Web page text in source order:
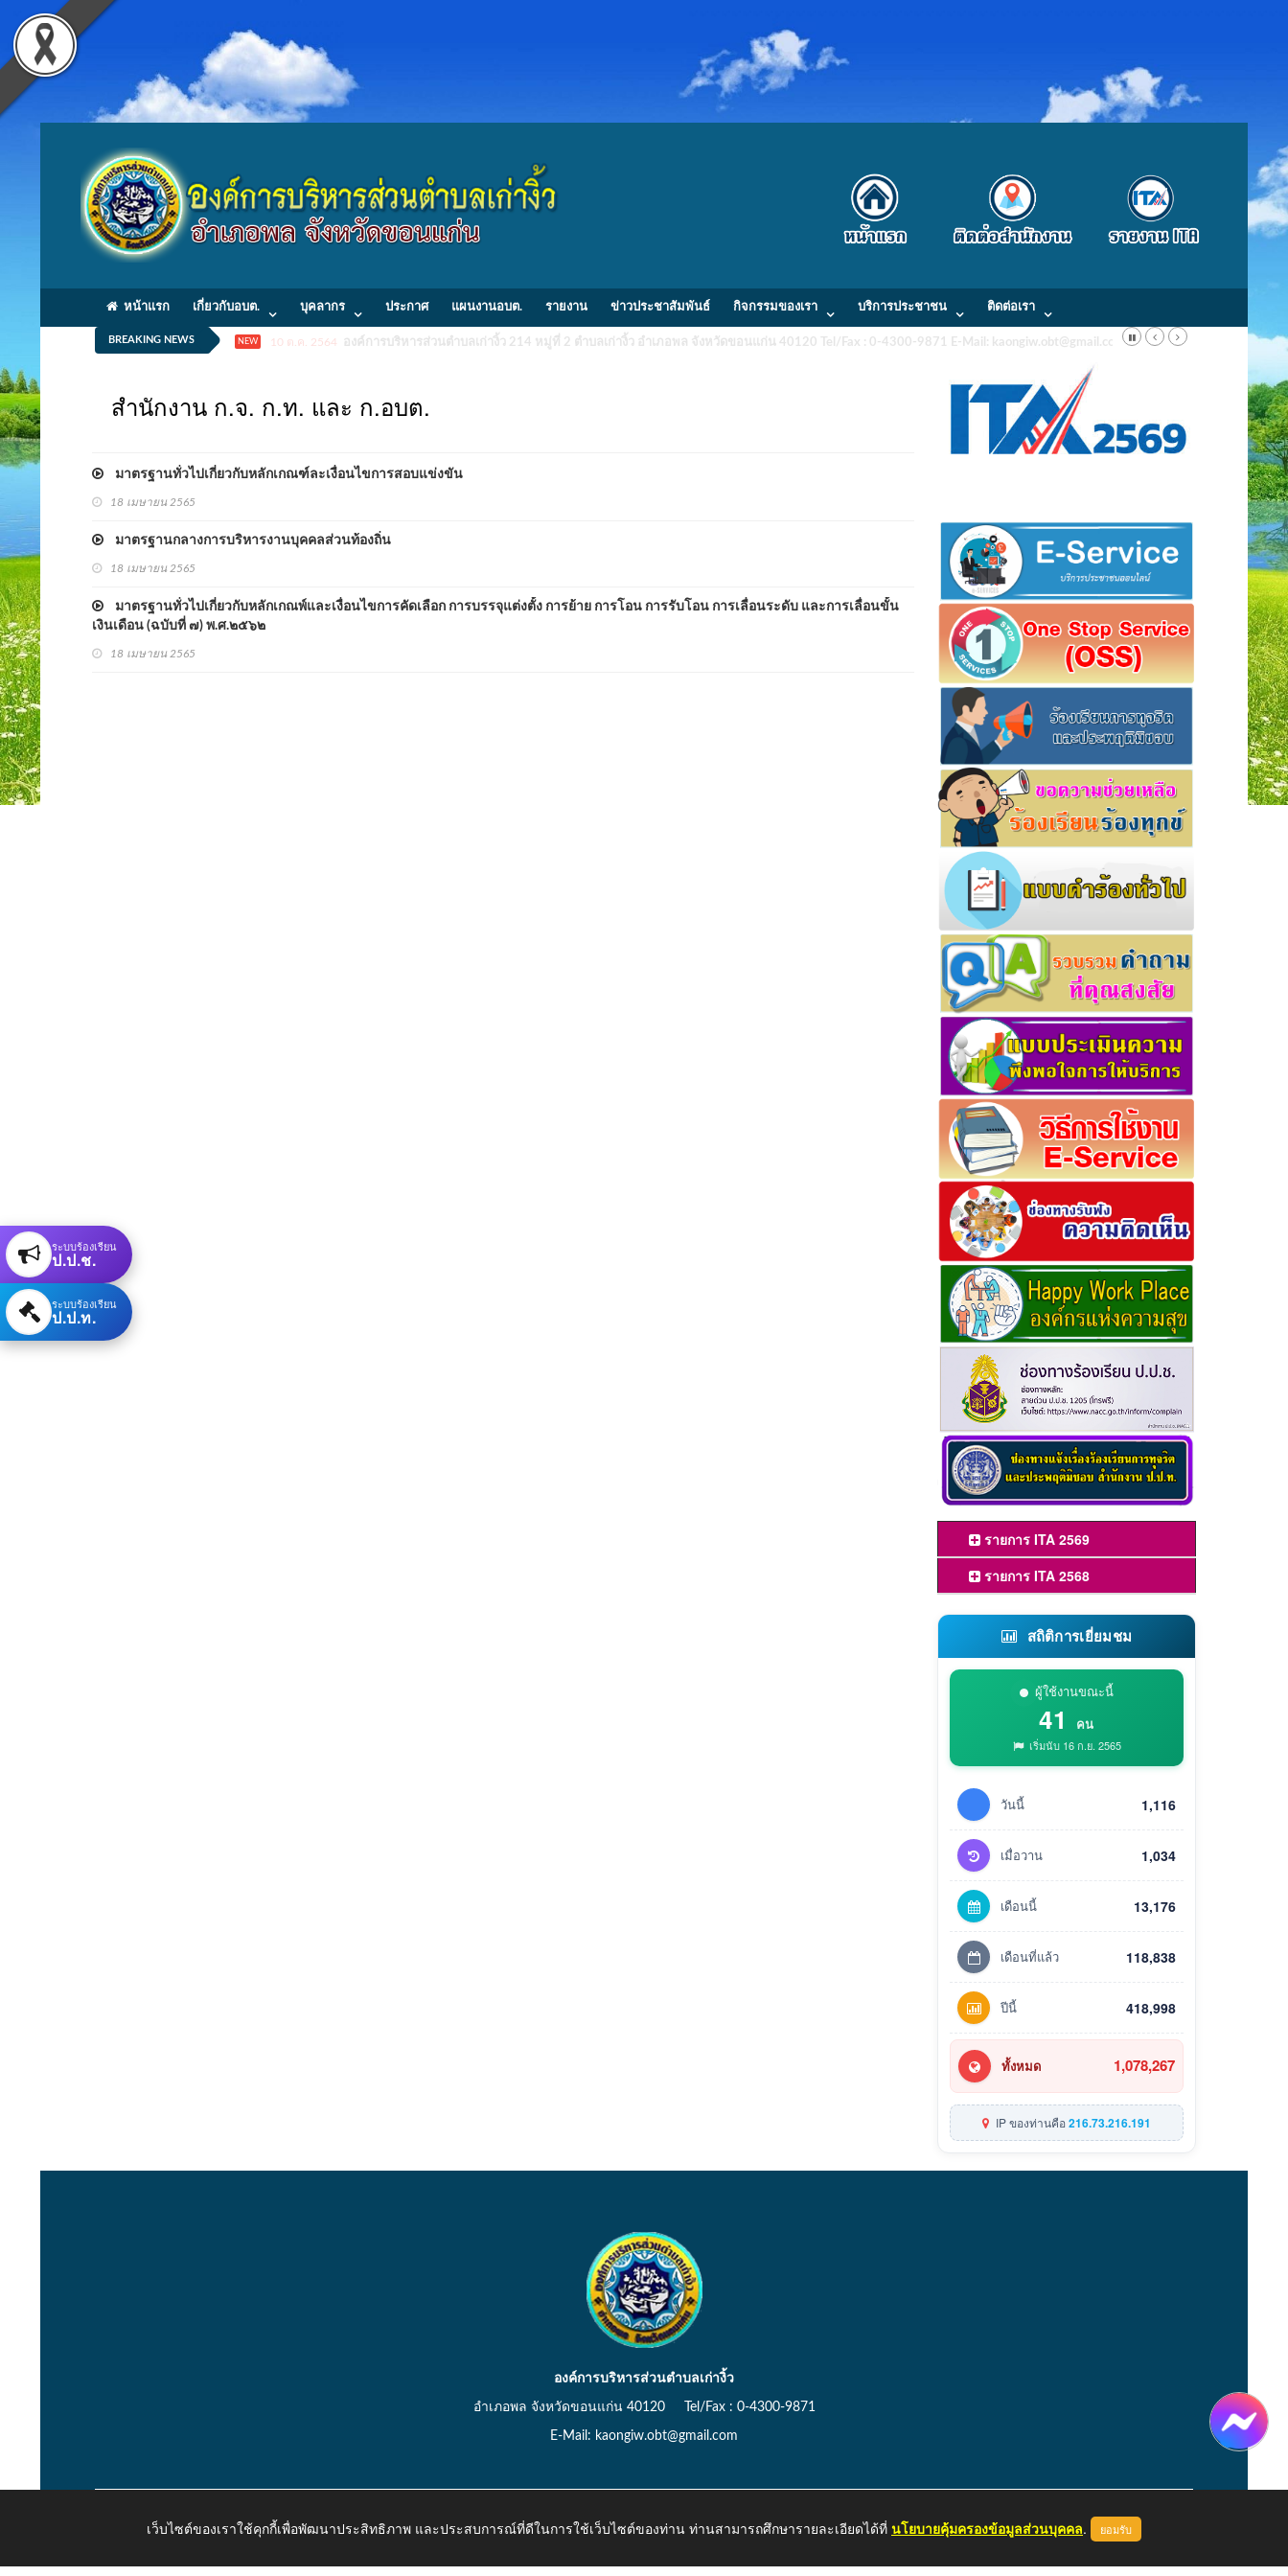
หน้าแรก เกี่ยวกับอบต. บุคลากร ประกาศ แผนงานอบต. รายงาน ข่าวประชาสัมพันธ์ กิจกรรมของเรา บริการประชาชน ติดต่อเรา
BREAKING NEWS NEW 10 ต.ค. 2564 องค์การบริหารส่วนตำบลเก่างิ้ว 214 หมู่ที่ 2 ตำบลเก่างิ้ว อำเภอพล จังหวัดขอนแก่น 40120 Tel/Fax : 0-4300-9871 E-Mail: kaongiw.obt@gmail.com
สำนักงาน ก.จ. ก.ท. และ ก.อบต.
มาตรฐานทั่วไปเกี่ยวกับหลักเกณฑ์ละเงื่อนไขการสอบแข่งขัน
18 เมษายน 2565
มาตรฐานกลางการบริหารงานบุคคลส่วนท้องถิ่น
18 เมษายน 2565
มาตรฐานทั่วไปเกี่ยวกับหลักเกณพ์และเงื่อนไขการคัดเลือก การบรรจุแต่งตั้ง การย้าย การโอน การรับโอน การเลื่อนระดับ และการเลื่อนขั้น
เงินเดือน (ฉบับที่ ๗) พ.ศ.๒๕๖๒
18 เมษายน 2565
รายการ ITA 2569
รายการ ITA 2568
สถิติการเยี่ยมชม
ผู้ใช้งานขณะนี้
41 คน
เริ่มนับ 16 ก.ย. 2565
วันนี้ 1,116
เมื่อวาน 1,034
เดือนนี้ 13,176
เดือนที่แล้ว 118,838
ปีนี้ 418,998
ทั้งหมด 1,078,267
IP ของท่านคือ216.73.216.191
ระบบร้องเรียน
ป.ป.ช.
ระบบร้องเรียน
ป.ป.ท.
องค์การบริหารส่วนตำบลเก่างิ้ว
อำเภอพล จังหวัดขอนแก่น 40120 Tel/Fax : 0-4300-9871
E-Mail: kaongiw.obt@gmail.com
Copyright © 2026 All Right Resive http://www.kaongiw.go.th หน้าแรก ผู้ดูแลระบบ
เว็บไซต์ของเราใช้คุกกี้เพื่อพัฒนาประสิทธิภาพ และประสบการณ์ที่ดีในการใช้เว็บไซต์ของท่าน ท่านสามารถศึกษารายละเอียดได้ที่ นโยบายคุ้มครองข้อมูลส่วนบุคคล. ยอมรับ